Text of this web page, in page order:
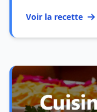
Voir la recette